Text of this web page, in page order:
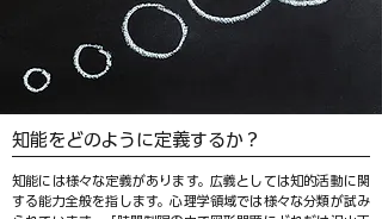
知能をどのように定義するか？
知能には様々な定義があります。広義としては知的活動に関
する能力全般を指します。心理学領域では様々な分類が試み